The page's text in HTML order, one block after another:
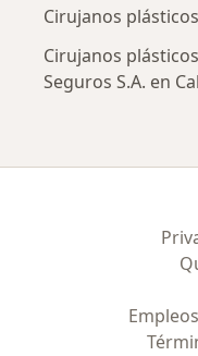
Cirujanos
Cirujanos
Seguros S.A. en
Empleos